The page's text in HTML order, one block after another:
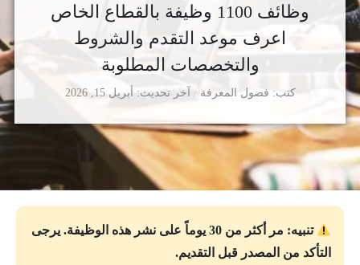
وظائف 1100 وظيفة بالقطاع الخاص
اعرف موعد التقدم والشروط
والتخصصات المطلوبة
كتب فضول المعرفة آخر تحديث أبريل 15, 2026
تنبيه: مر أكثر من 30 يوماً على نشر هذه الوظيفة. يرجى
التأكد من المصدر قبل التقديم.